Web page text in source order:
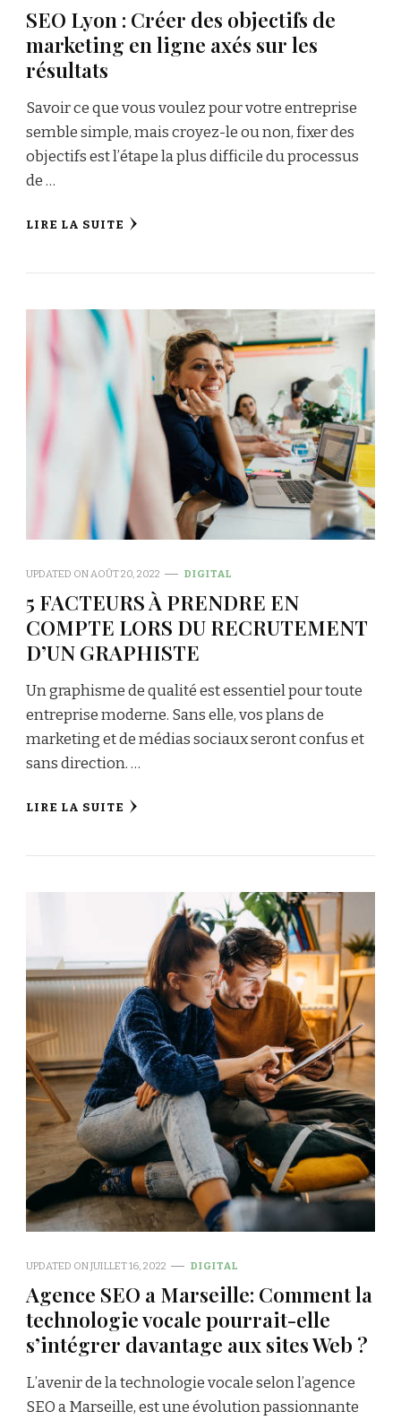
SEO Lyon : Créer des objectifs de
marketing en ligne axés sur les
résultats
Savoir ce que vous voulez pour votre entreprise
semble simple, mais croyez-le ou non, fixer des
objectifs est l’étape la plus difficile du processus
de …
LIRE LA SUITE
UPDATED ONAOÛT 20, 2022 DIGITAL
5 FACTEURS À PRENDRE EN
COMPTE LORS DU RECRUTEMENT
D’UN GRAPHISTE
Un graphisme de qualité est essentiel pour toute
entreprise moderne. Sans elle, vos plans de
marketing et de médias sociaux seront confus et
sans direction. …
LIRE LA SUITE
UPDATED ONJUILLET 16, 2022 DIGITAL
Agence SEO a Marseille: Comment la
technologie vocale pourrait-elle
s’intégrer davantage aux sites Web ?
L’avenir de la technologie vocale selon l’agence
SEO a Marseille, est une évolution passionnante